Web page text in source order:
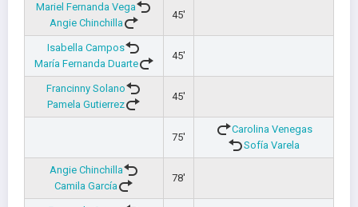
Mariel Fernanda Vega
Angie Chinchilla
45'
Isabella Campos
María Fernanda Duarte
45'
Francinny Solano
Pamela Gutierrez
45'
75'
Carolina Venegas
Sofía Varela
Angie Chinchilla
Camila García
78'